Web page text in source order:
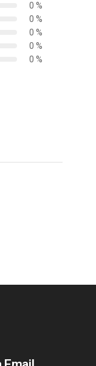
0 %
0 %
0 %
0 %
0 %